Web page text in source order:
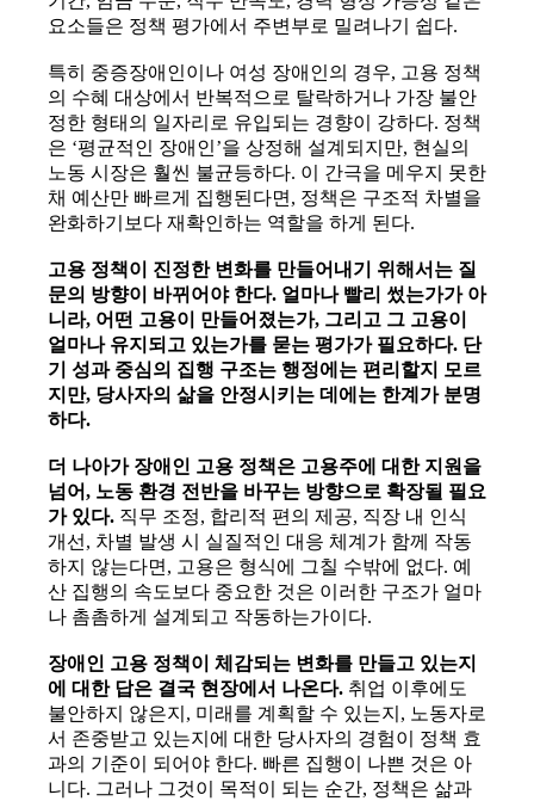
요소들은 정책 평가에서 주변부로 밀려나기 쉽다.
특히 중증장애인이나 여성 장애인의 경우, 고용 정책
의 수혜 대상에서 반복적으로 탈락하거나 가장 불안
정한 형태의 일자리로 유입되는 경향이 강하다. 정책
은 ‘평균적인 장애인’을 상정해 설계되지만, 현실의
노동 시장은 훨씬 불균등하다. 이 간극을 메우지 못한
채 예산만 빠르게 집행된다면, 정책은 구조적 차별을
완화하기보다 재확인하는 역할을 하게 된다.
고용 정책이 진정한 변화를 만들어내기 위해서는 질
문의 방향이 바뀌어야 한다. 얼마나 빨리 썼는가가 아
니라, 어떤 고용이 만들어졌는가, 그리고 그 고용이
얼마나 유지되고 있는가를 묻는 평가가 필요하다. 단
기 성과 중심의 집행 구조는 행정에는 편리할지 모르
지만, 당사자의 삶을 안정시키는 데에는 한계가 분명
하다.
더 나아가 장애인 고용 정책은 고용주에 대한 지원을
넘어, 노동 환경 전반을 바꾸는 방향으로 확장될 필요
가 있다. 직무 조정, 합리적 편의 제공, 직장 내 인식
개선, 차별 발생 시 실질적인 대응 체계가 함께 작동
하지 않는다면, 고용은 형식에 그칠 수밖에 없다. 예
산 집행의 속도보다 중요한 것은 이러한 구조가 얼마
나 촘촘하게 설계되고 작동하는가이다.
장애인 고용 정책이 체감되는 변화를 만들고 있는지
에 대한 답은 결국 현장에서 나온다. 취업 이후에도
불안하지 않은지, 미래를 계획할 수 있는지, 노동자로
서 존중받고 있는지에 대한 당사자의 경험이 정책 효
과의 기준이 되어야 한다. 빠른 집행이 나쁜 것은 아
니다. 그러나 그것이 목적이 되는 순간, 정책은 삶과